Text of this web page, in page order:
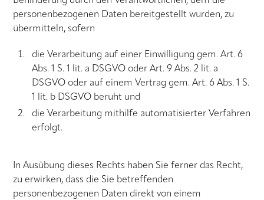
personenbezogenen Daten bereitgestellt wurden, zu
übermitteln, sofern
die Verarbeitung auf einer Einwilligung gem. Art. 6
Abs. 1 S. 1 lit. a DSGVO oder Art. 9 Abs. 2 lit. a
DSGVO oder auf einem Vertrag gem. Art. 6 Abs. 1 S.
1 lit. b DSGVO beruht und
die Verarbeitung mithilfe automatisierter Verfahren
erfolgt.
In Ausübung dieses Rechts haben Sie ferner das Recht,
zu erwirken, dass die Sie betreffenden
personenbezogenen Daten direkt von einem